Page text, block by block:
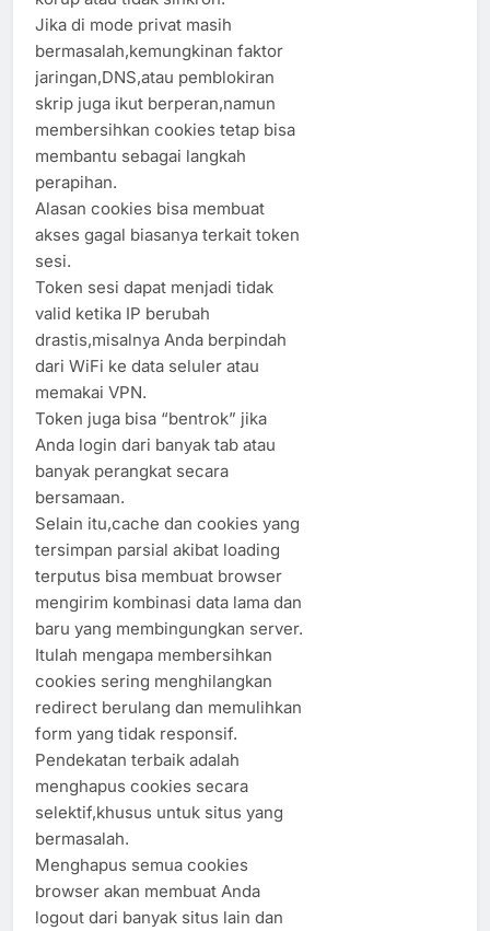
Jika di mode privat masih
bermasalah,kemungkinan faktor
jaringan,DNS,atau pemblokiran
skrip juga ikut berperan,namun
membersihkan cookies tetap bisa
membantu sebagai langkah
perapihan.
Alasan cookies bisa membuat
akses gagal biasanya terkait token
sesi.
Token sesi dapat menjadi tidak
valid ketika IP berubah
drastis,misalnya Anda berpindah
dari WiFi ke data seluler atau
memakai VPN.
Token juga bisa “bentrok” jika
Anda login dari banyak tab atau
banyak perangkat secara
bersamaan.
Selain itu,cache dan cookies yang
tersimpan parsial akibat loading
terputus bisa membuat browser
mengirim kombinasi data lama dan
baru yang membingungkan server.
Itulah mengapa membersihkan
cookies sering menghilangkan
redirect berulang dan memulihkan
form yang tidak responsif.
Pendekatan terbaik adalah
menghapus cookies secara
selektif,khusus untuk situs yang
bermasalah.
Menghapus semua cookies
browser akan membuat Anda
logout dari banyak situs lain dan